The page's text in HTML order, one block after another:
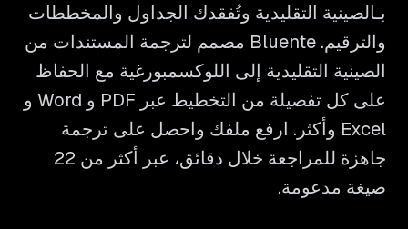
بـالصينية التقليدية وتُفقدك الجداول والمخططات
والترقيم. Bluente مصمم لترجمة المستندات من
الصينية التقليدية إلى اللوكسمبورغية مع الحفاظ
على كل تفصيلة من التخطيط عبر PDF و Word و
Excel وأكثر. ارفع ملفك واحصل على ترجمة
جاهزة للمراجعة خلال دقائق، عبر أكثر من 22
صيغة مدعومة.